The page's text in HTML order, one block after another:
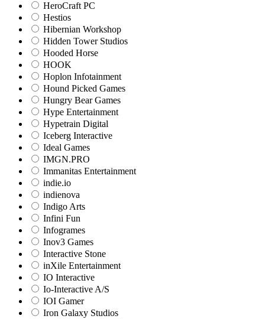
HeroCraft PC
Hestios
Hibernian Workshop
Hidden Tower Studios
Hooded Horse
HOOK
Hoplon Infotainment
Hound Picked Games
Hungry Bear Games
Hype Entertainment
Hypetrain Digital
Iceberg Interactive
Ideal Games
IMGN.PRO
Immanitas Entertainment
indie.io
indienova
Indigo Arts
Infini Fun
Infogrames
Inov3 Games
Interactive Stone
inXile Entertainment
IO Interactive
Io-Interactive A/S
IOI Gamer
Iron Galaxy Studios